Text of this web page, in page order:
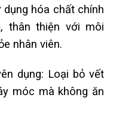
hóa chất chính
thân thiện với môi
nhân viên.
dụng: Loại bỏ vết
móc mà không ăn